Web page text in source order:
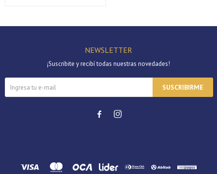
NEWSLETTER
¡Suscribite y recibí todas nuestras novedades!
SUSCRIBIRME
 